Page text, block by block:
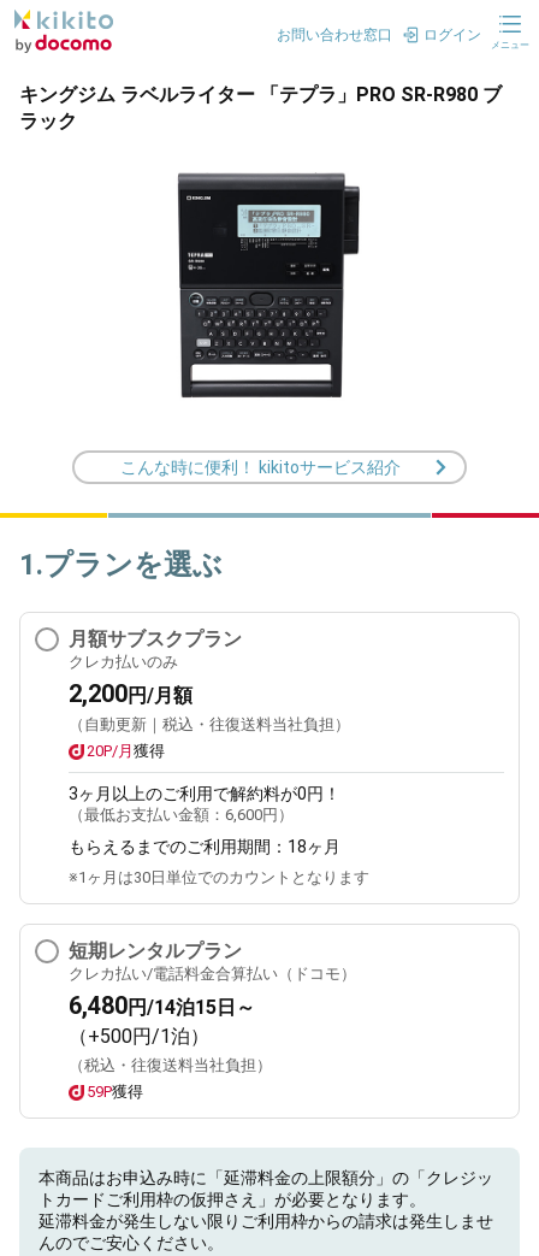
お問い合わせ窓口 ログイン
メニュー
キングジム ラベルライター 「テプラ」PRO SR-R980 ブ
ラック
こんな時に便利！ kikitoサービス紹介
1.プランを選ぶ
月額サブスクプラン
クレカ払いのみ
2,200円/月額
（自動更新｜税込・往復送料当社負担）
20P/月 獲得
3ヶ月 以上のご利用で解約料が0円！
（最低お支払い金額： 6,600円 ）
もらえるまでのご利用期間： 18ヶ月
※1ヶ月は30日単位でのカウントとなります
短期レンタルプラン
クレカ払い/電話料金合算払い（ドコモ）
6,480円/14泊15日～
（+500円/1泊）
（税込・往復送料当社負担）
59P獲得
本商品はお申込み時に「延滞料金の上限額分」の「クレジッ
トカードご利用枠の仮押さえ」が必要となります。
延滞料金が発生しない限りご利用枠からの請求は発生しませ
んのでご安心ください。